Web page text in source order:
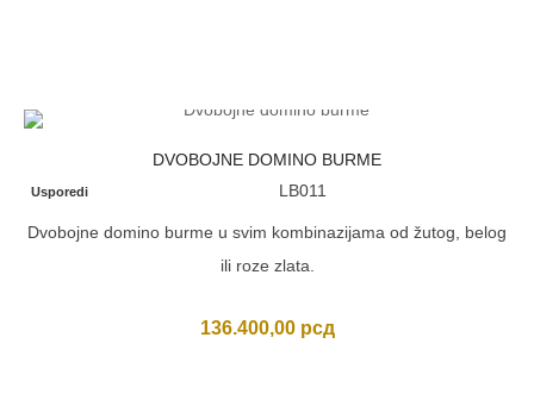
DVOBOJNE DOMINO BURME
Usporedi LB011
Dvobojne domino burme u svim kombinazijama od žutog, belog
ili roze zlata.
136.400,00 рсд